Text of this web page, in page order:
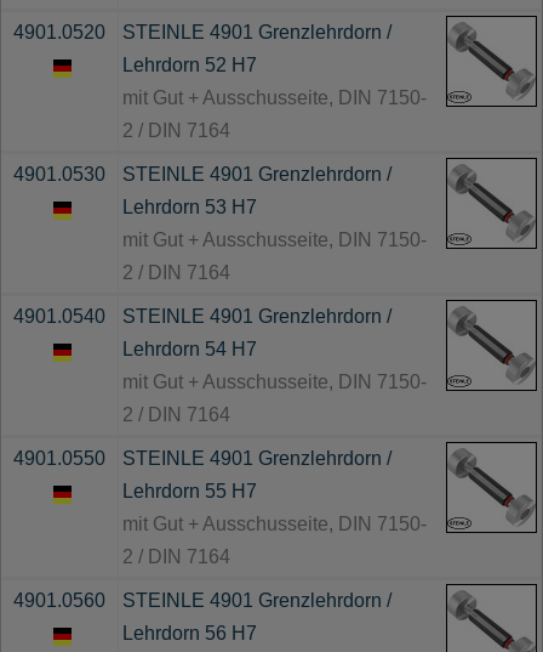
4901.0520
STEINLE 4901 Grenzlehrdorn /
Lehrdorn 52 H7
mit Gut + Ausschusseite, DIN 7150-
2 / DIN 7164
4901.0530
STEINLE 4901 Grenzlehrdorn /
Lehrdorn 53 H7
mit Gut + Ausschusseite, DIN 7150-
2 / DIN 7164
4901.0540
STEINLE 4901 Grenzlehrdorn /
Lehrdorn 54 H7
mit Gut + Ausschusseite, DIN 7150-
2 / DIN 7164
4901.0550
STEINLE 4901 Grenzlehrdorn /
Lehrdorn 55 H7
mit Gut + Ausschusseite, DIN 7150-
2 / DIN 7164
4901.0560
STEINLE 4901 Grenzlehrdorn /
Lehrdorn 56 H7